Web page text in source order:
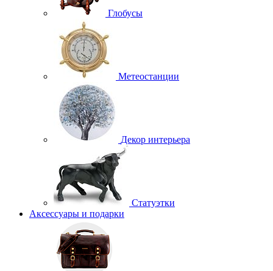
Глобусы
Метеостанции
Декор интерьера
Статуэтки
Аксессуары и подарки